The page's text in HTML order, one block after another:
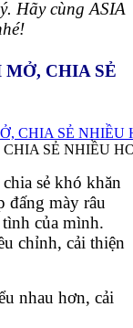
Hãy cùng ASIA
MỞ, CHIA SẺ
SẺ NHIỀU
sẻ khó khăn
đấng mày râu
của mình.
chỉnh, cải thiện
nhau hơn, cải